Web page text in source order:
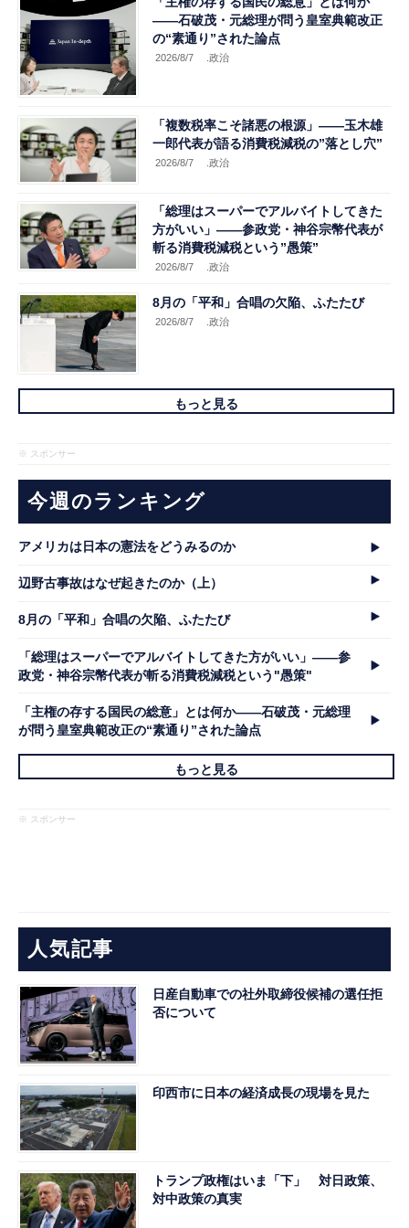
――石破茂・元総理が問う皇室典範改正
の“素通り”された論点
2026/8/7 .政治
「複数税率こそ諸悪の根源」――玉木雄
一郎代表が語る消費税減税の”落とし穴”
2026/8/7 .政治
「総理はスーパーでアルバイトしてきた
方がいい」――参政党・神谷宗幣代表が
斬る消費税減税という”愚策”
2026/8/7 .政治
8月の「平和」合唱の欠陥、ふたたび
2026/8/7 .政治
もっと見る
※ スポンサー
今週のランキング
アメリカは日本の憲法をどうみるのか
辺野古事故はなぜ起きたのか（上）
8月の「平和」合唱の欠陥、ふたたび
「総理はスーパーでアルバイトしてきた方がいい」――参
政党・神谷宗幣代表が斬る消費税減税という"愚策"
「主権の存する国民の総意」とは何か――石破茂・元総理
が問う皇室典範改正の“素通り”された論点
もっと見る
※ スポンサー
人気記事
日産自動車での社外取締役候補の選任拒
否について
印西市に日本の経済成長の現場を見た
トランプ政権はいま「下」 対日政策、
対中政策の真実